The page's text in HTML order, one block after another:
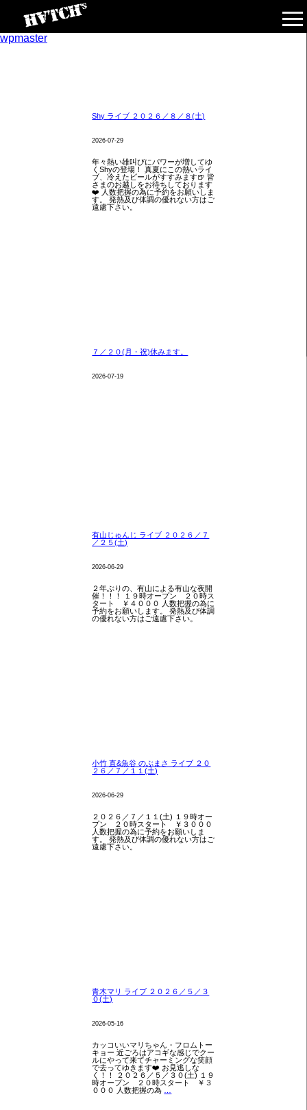
wpmaster
Shy ライブ ２０２６／８／８(土)
2026-07-29
年々熱い雄叫びにパワーが増してゆ
くShyの登場！ 真夏にこの熱いライ
ブ、冷えたビールがすすみます🍺 皆
さまのお越しをお待ちしております
❤️ 人数把握の為に予約をお願いしま
す。 発熱及び体調の優れない方はご
遠慮下さい。
７／２０(月・祝)休みます。
2026-07-19
有山じゅんじ ライブ ２０２６／７
／２５(土)
2026-06-29
２年ぶりの、有山による有山な夜開
催！！！ １９時オープン ２０時ス
タート ￥４０００ 人数把握の為に
予約をお願いします。 発熱及び体調
の優れない方はご遠慮下さい。
小竹 直&魚谷 のぶまさ ライブ ２０
２６／７／１１(土)
2026-06-29
２０２６／７／１１(土) １９時オー
プン ２０時スタート ￥３０００
人数把握の為に予約をお願いしま
す。 発熱及び体調の優れない方はご
遠慮下さい。
青木マリ ライブ ２０２６／５／３
０(土)
2026-05-16
カッコいいマリちゃん・フロムトー
キョー 近ごろはアコギな感じでクー
ルにやって来てチャーミングな笑顔
で去ってゆきます❤️ お見逃しな
く！！ ２０２６／５／３０(土) １９
時オープン ２０時スタート ￥３
０００ 人数把握の為
木